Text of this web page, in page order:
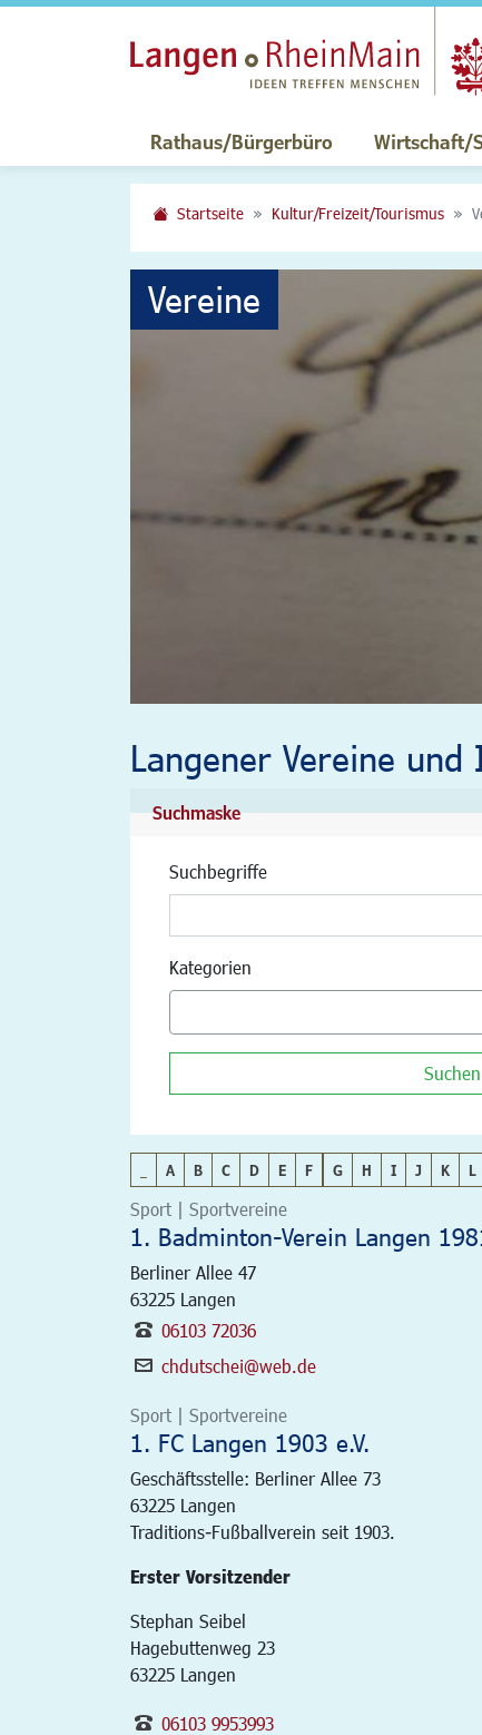
Rathaus/Bürgerbüro Wirtschaft/
Startseite Kultur/Freizeit/Tourismus
Vereine
Langener Vereine
Suchmaske
Suchbegriffe
Kategorien
Suchen
A B C D E F G H I J K L
Sport | Sportvereine
1. Badminton-Verein Langen
Berliner Allee 47
63225 Langen
06103 72036
chdutschei@web.de
Sport | Sportvereine
1. FC Langen 1903 e.V.
Geschäftsstelle: Berliner Allee 73
63225 Langen
Traditions-Fußballverein seit 1903.
Erster Vorsitzender
Stephan Seibel
Hagebuttenweg 23
63225 Langen
06103 9953993